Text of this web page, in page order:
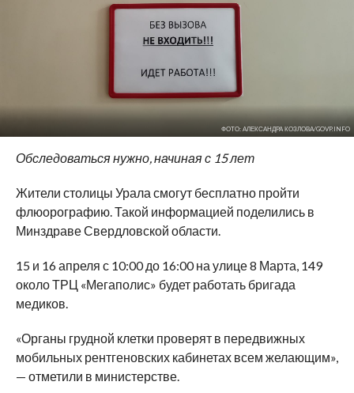
ФОТО: АЛЕКСАНДРА КОЗЛОВА/GOVP.INFO
Обследоваться нужно, начиная с 15 лет
Жители столицы Урала смогут бесплатно пройти
флюорографию. Такой информацией поделились в
Минздраве Свердловской области.
15 и 16 апреля с 10:00 до 16:00 на улице 8 Марта, 149
около ТРЦ «Мегаполис» будет работать бригада
медиков.
«Органы грудной клетки проверят в передвижных
мобильных рентгеновских кабинетах всем желающим»,
— отметили в министерстве.